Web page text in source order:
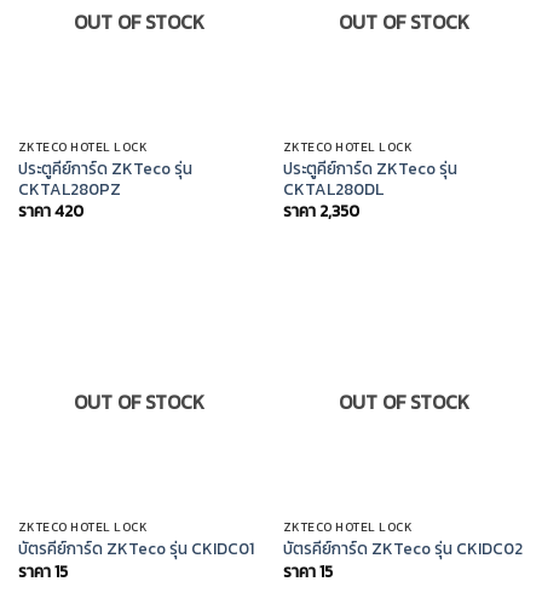
OUT OF STOCK
ZKTECO HOTEL LOCK
ประตูคีย์การ์ด ZKTeco รุ่น
CKTAL280PZ
ราคา420
OUT OF STOCK
ZKTECO HOTEL LOCK
ประตูคีย์การ์ด ZKTeco รุ่น
CKTAL280DL
ราคา 2,350
OUT OF STOCK
ZKTECO HOTEL LOCK
บัตรคีย์การ์ด ZKTeco รุ่น CKIDC01
ราคา15
OUT OF STOCK
ZKTECO HOTEL LOCK
บัตรคีย์การ์ด ZKTeco รุ่น CKIDC02
ราคา15